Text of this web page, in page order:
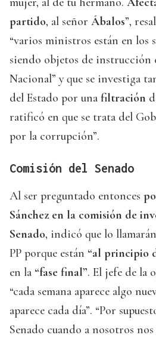
partido, al señor Ábalos”,
“varios ministros están en los
siendo objetos de instrucción
Nacional” y que se investiga
del Estado por una filtración
ratificó en que se trata del
por la corrupción”.
Comisión del Senado
Al ser preguntado entonces
Sánchez en la comisión de
Senado, indicó que lo
PP porque están “al principio
en la “fase final”. El jefe de la
“cada semana aparece algo
aparece cada día”. “Por
Senado cuando a nosotros